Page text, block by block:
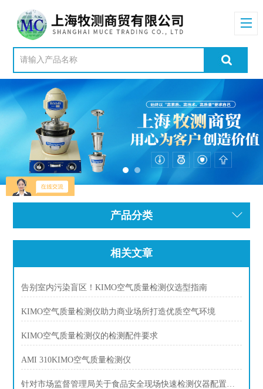
产品分类
相关文章
告别室内污染盲区！KIMO空气质量检测仪选型指南
KIMO空气质量检测仪助力商业场所打造优质空气环境
KIMO空气质量检测仪的检测配件要求
AMI 310KIMO空气质量检测仪
针对市场监督管理局关于食品安全现场快速检测仪器配置方案